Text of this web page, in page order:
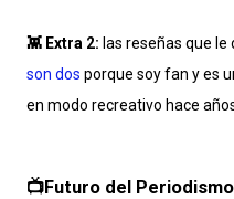
👾 Extra 2: las reseñas que
son dos porque soy fan y es
en modo recreativo hace
📺Futuro del